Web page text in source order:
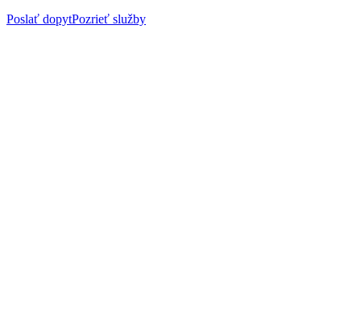
Poslať dopytPozrieť služby